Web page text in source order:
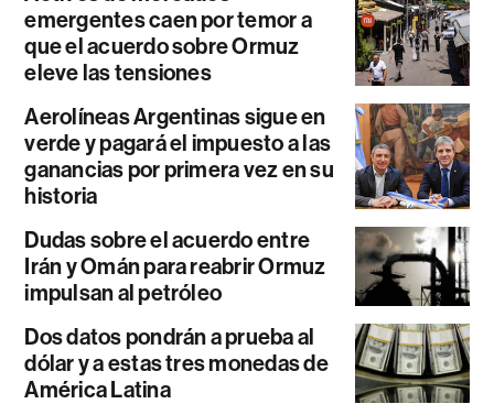
emergentes caen por temor a
que el acuerdo sobre Ormuz
eleve las tensiones
Aerolíneas Argentinas sigue en
verde y pagará el impuesto a las
ganancias por primera vez en su
historia
Dudas sobre el acuerdo entre
Irán y Omán para reabrir Ormuz
impulsan al petróleo
Dos datos pondrán a prueba al
dólar y a estas tres monedas de
América Latina